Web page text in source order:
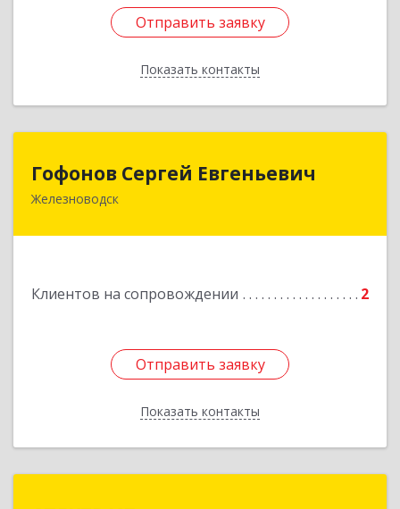
Отправить заявку
Показать контакты
Отправить заявку
Назад
Гофонов Сергей Евгеньевич
Железноводск
Клиентов на сопровождении 2
Отправить заявку
Показать контакты
Гофонов Сергей Евгеньевич
Отправить заявку
Назад